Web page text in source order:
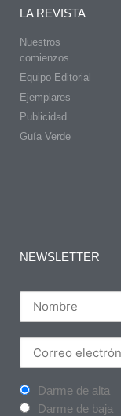
LA REVISTA
Nuestros
comienzos
Equipo Editorial
Ejemplares
Publicidad
Guía Verde
NEWSLETTER
Darme de alta
Darme de baja